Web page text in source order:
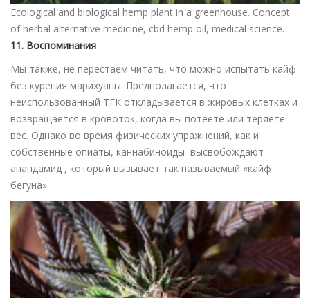
Ecological and biological hemp plant in a greenhouse. Concept
of herbal alternative medicine, cbd hemp oil, medical science.
11. Воспоминания
Мы также, не перестаем читать, что можно испытать кайф
без курения марихуаны. Предполагается, что
неиспользованный ТГК откладывается в жировых клетках и
возвращается в кровоток, когда вы потеете или теряете
вес. Однако во время физических упражнений, как и
собственные опиаты, каннабиноиды высвобождают
анандамид , который вызывает так называемый «кайф
бегуна».